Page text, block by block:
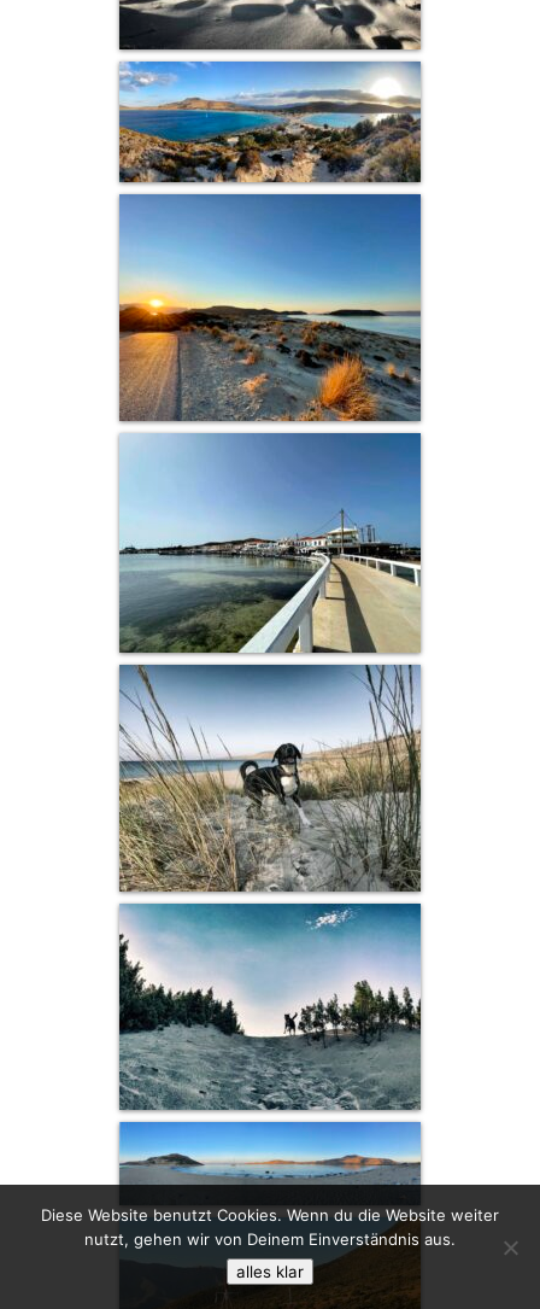
Diese Website benutzt Cookies. Wenn du die Website weiter
nutzt, gehen wir von Deinem Einverständnis aus.
alles klar